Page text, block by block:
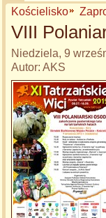
Kościelisko
VIII
Niedziela, 9
Autor: AKS